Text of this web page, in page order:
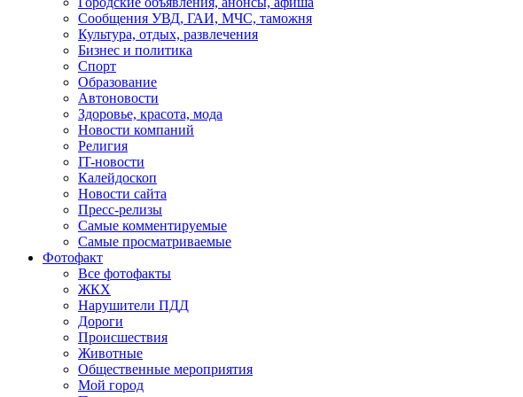
Сообщения УВД, ГАИ, МЧС, таможня
Культура, отдых, развлечения
Бизнес и политика
Спорт
Образование
Автоновости
Здоровье, красота, мода
Новости компаний
Религия
IT-новости
Калейдоскоп
Новости сайта
Пресс-релизы
Самые комментируемые
Самые просматриваемые
Фотофакт
Все фотофакты
ЖКХ
Нарушители ПДД
Дороги
Происшествия
Животные
Общественные мероприятия
Мой город